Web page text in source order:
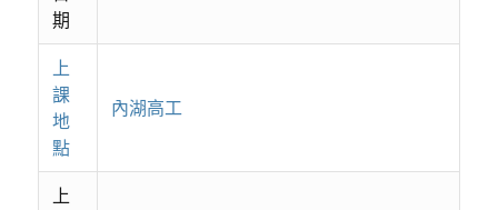
期
上
課
地
點
內湖高工
上